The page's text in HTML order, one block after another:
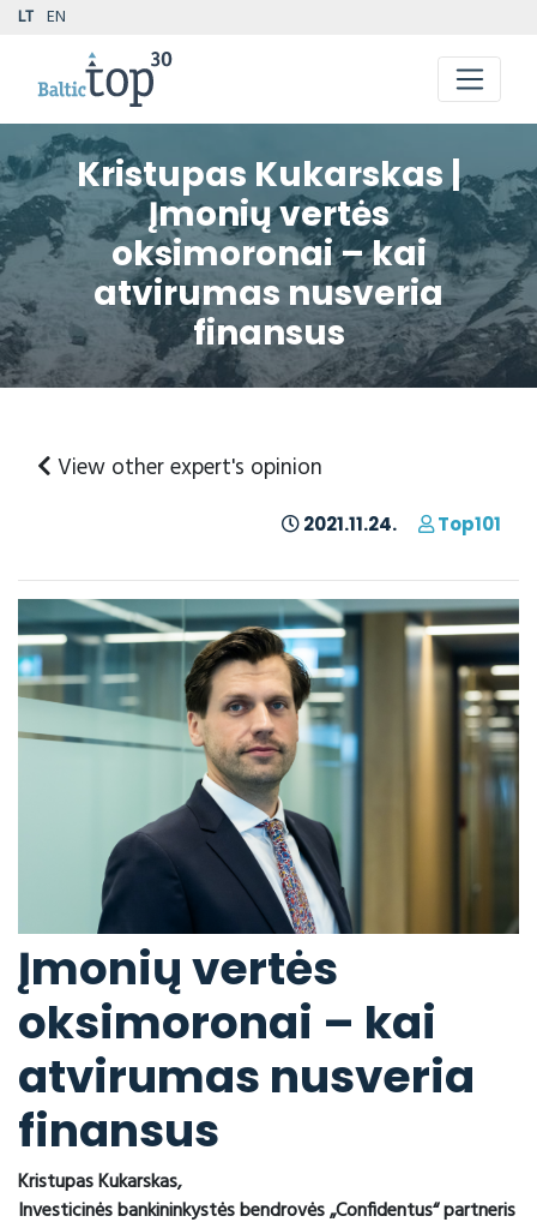
LT EN
Kristupas Kukarskas |
Įmonių vertės
oksimoronai – kai
atvirumas nusveria
finansus
View other expert's opinion
2021.11.24. Top101
Įmonių vertės
oksimoronai – kai
atvirumas nusveria
finansus
Kristupas Kukarskas,
Investicinės bankininkystės bendrovės „Confidentus“ partneris